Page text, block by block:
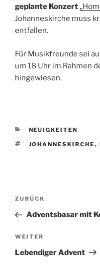
geplante Konzert
Johanneskirche muss
entfallen.
Für Musikfreunde sei
um 18 Uhr im Rahmen
hingewiesen.
KATEGORIEN
NEUIGKEITEN
SCHLAGWÖRTER
JOHANNESKIRCHE ,
Beitragsnavigation
Vorheriger
Beitrag
ZURÜCK
Adventsbasar mit
Nächster
Beitrag
WEITER
Lebendiger Advent